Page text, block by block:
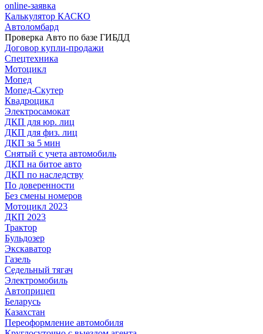
online-заявка
Калькулятор КАСКО
Автоломбард
Проверка Авто по базе ГИБДД
Договор купли-продажи
Спецтехника
Мотоцикл
Мопед
Мопед-Скутер
Квадроцикл
Электросамокат
ДКП для юр. лиц
ДКП для физ. лиц
ДКП за 5 мин
Снятый с учета автомобиль
ДКП на битое авто
ДКП по наследству
По доверенности
Без смены номеров
Мотоцикл 2023
ДКП 2023
Трактор
Бульдозер
Экскаватор
Газель
Седельный тягач
Электромобиль
Автоприцеп
Беларусь
Казахстан
Переоформление автомобиля